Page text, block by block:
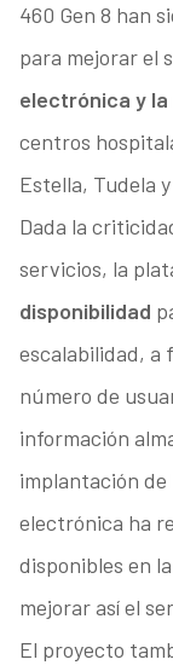
460 Gen 8 han
para mejorar el
electrónica y
centros
Estella, Tudela
Dada la
servicios, la
disponibilidad
escalabilidad, a
número de
información
implantación
electrónica ha
disponibles en
mejorar así el
El proyecto